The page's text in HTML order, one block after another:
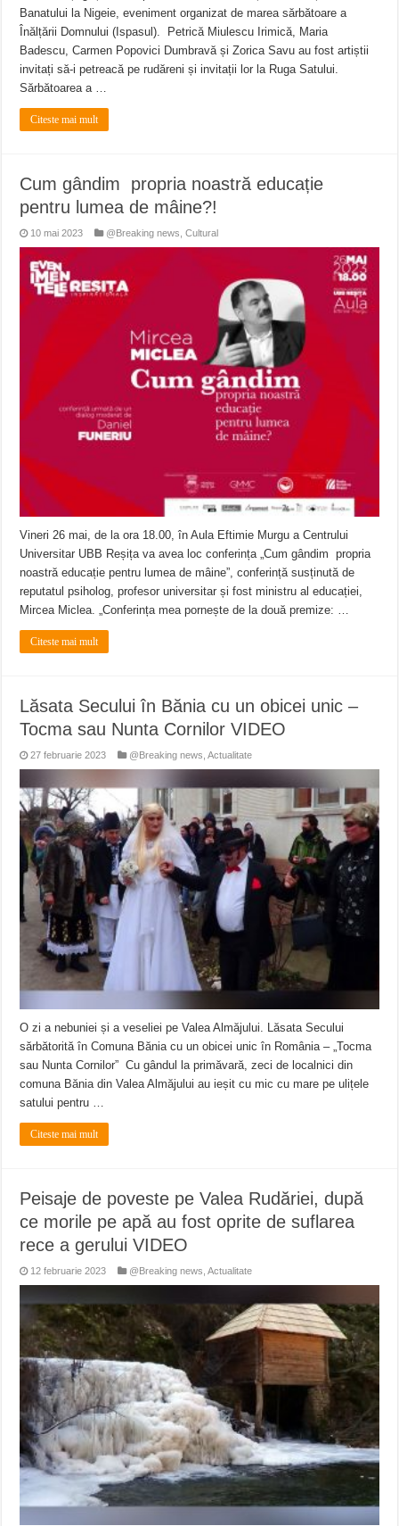
Banatului la Nigeie, eveniment organizat de marea sărbătoare a
Înălțării Domnului (Ispasul). Petrică Miulescu Irimică, Maria
Badescu, Carmen Popovici Dumbravă și Zorica Savu au fost artiștii
invitați să-i petreacă pe rudăreni și invitații lor la Ruga Satului.
Sărbătoarea a …
Citeste mai mult
Cum gândim propria noastră educație
pentru lumea de mâine?!
10 mai 2023 @Breaking news ,Cultural
Vineri 26 mai, de la ora 18.00, în Aula Eftimie Murgu a Centrului
Universitar UBB Reșița va avea loc conferința „Cum gândim propria
noastră educație pentru lumea de mâine”, conferință susținută de
reputatul psiholog, profesor universitar și fost ministru al educației,
Mircea Miclea. „Conferința mea pornește de la două premize: …
Citeste mai mult
Lăsata Secului în Bănia cu un obicei unic –
Tocma sau Nunta Cornilor VIDEO
27 februarie 2023 @Breaking news ,Actualitate
O zi a nebuniei și a veseliei pe Valea Almăjului. Lăsata Secului
sărbătorită în Comuna Bănia cu un obicei unic în România – „Tocma
sau Nunta Cornilor” Cu gândul la primăvară, zeci de localnici din
comuna Bănia din Valea Almăjului au ieșit cu mic cu mare pe ulițele
satului pentru …
Citeste mai mult
Peisaje de poveste pe Valea Rudăriei, după
ce morile pe apă au fost oprite de suflarea
rece a gerului VIDEO
12 februarie 2023 @Breaking news ,Actualitate